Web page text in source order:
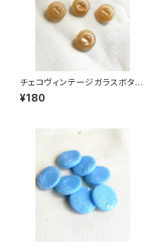
チェコヴィンテージガラスボタン
ベージュゴールド
¥180